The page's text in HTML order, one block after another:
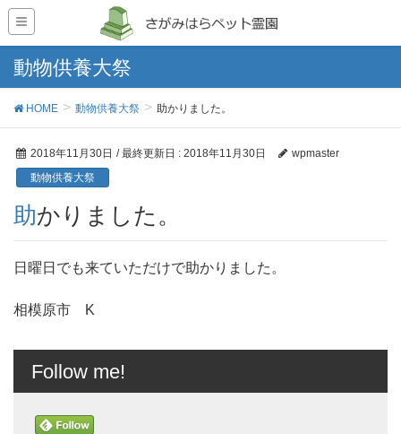
動物供養大祭
HOME 動物供養大祭 助かりました。
2018年11月30日 / 最終更新日 : 2018年11月30日
wpmaster
動物供養大祭
助かりました。
日曜日でも来ていただけで助かりました。
相模原市 K
Follow me!